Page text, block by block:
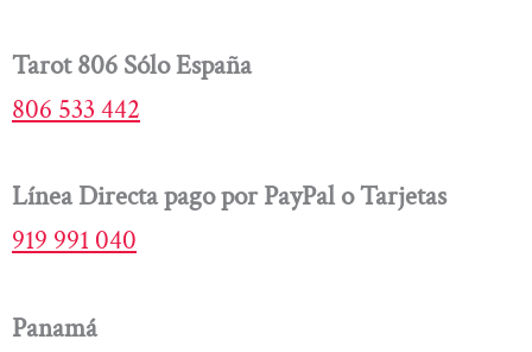
Tarot 806 Sólo España
806 533 442
Línea Directa pago por PayPal o Tarjetas
919 991 040
Panamá